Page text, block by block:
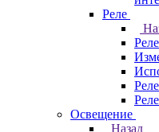
Реле
Реле
Освещение
Назад